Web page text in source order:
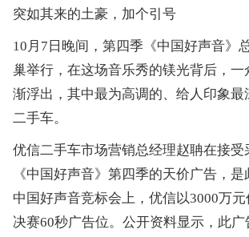
突如其来的土豪，加个引号
10月7日晚间，第四季《中国好声音》
巢举行，在这场音乐秀的镁光背后，一
渐浮出，其中最为高调的、给人印象最
二手车。
优信二手车市场营销总经理赵聃在接受
《中国好声音》第四季的天价广告，
中国好声音竞标会上，优信以3000万
决赛60秒广告位。公开资料显示，此